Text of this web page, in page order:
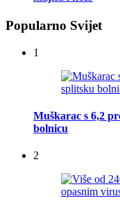
Popularno Svijet
1
Muškarac s 6,2
bolnicu
2